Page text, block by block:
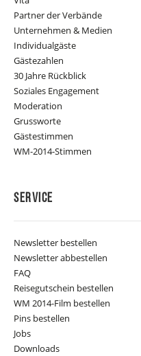
Partner der Verbände
Unternehmen & Medien
Individualgäste
Gästezahlen
30 Jahre Rückblick
Soziales Engagement
Moderation
Grussworte
Gästestimmen
WM-2014-Stimmen
Service
Newsletter bestellen
Newsletter abbestellen
FAQ
Reisegutschein bestellen
WM 2014-Film bestellen
Pins bestellen
Jobs
Downloads